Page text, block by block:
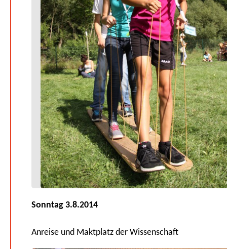
Sonntag 3.8.2014
Anreise und Maktplatz der Wissenschaft